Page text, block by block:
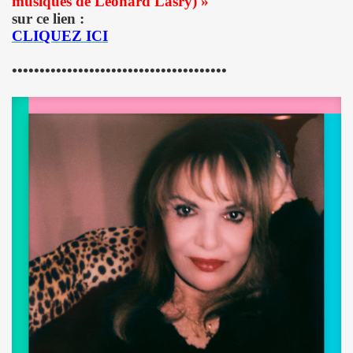
sur ce lien :
CLIQUEZ ICI
•••••••••••••••••••••••••••••••••••••••
le 28 octobre 2009 a l'Espace 315 du CENTRE
concert d'ALEX BEAUPAIN le 17 octobre 2009 aux
MAG" (2 octobre 2009).
28 aout 2009 aux TROIS BAUDETS a Paris.
BARDOT" le 16 mai 2009 a L'ARCHIPEL a Paris.
et JACQUES DUVALL les 18 et 19 avril 2009 aux
le 17 avril 2009 au GLOBO a PARIS.
le 11 octobre 2008.
octobre 2008.